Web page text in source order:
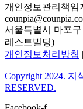
개인정보관리책임
서울특별시 마포
레스트빌딩)
개인정보처리방침 |
Copyright 2024.
RESERVED.